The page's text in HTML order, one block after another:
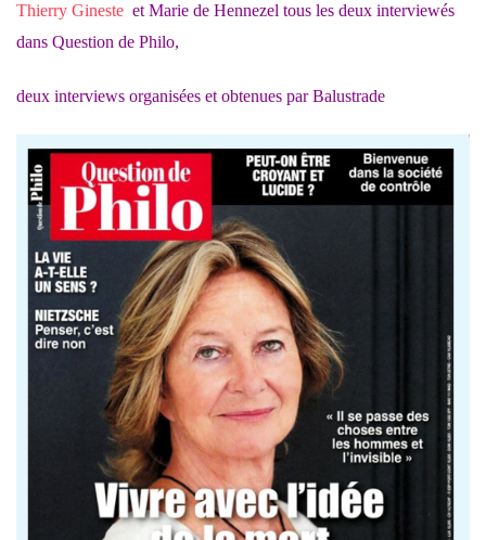
Thierry Gineste et Marie de Hennezel tous les deux interviewés
dans Question de Philo,
deux interviews organisées et obtenues par Balustrade